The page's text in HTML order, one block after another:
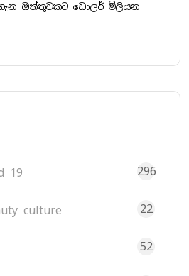
ඔත්තුවකට ඩොලර් මිලියන
19 296
culture 22
52